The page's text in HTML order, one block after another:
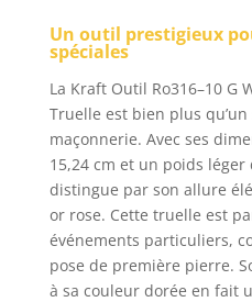
Un outil prestigieux
spéciales
La Kraft Outil Ro316–10 G
Truelle est bien plus
maçonnerie. Avec ses
15,24 cm et un poids léger
distingue par son allure
or rose. Cette truelle est
événements particuliers,
pose de première pierre.
à sa couleur dorée en fait